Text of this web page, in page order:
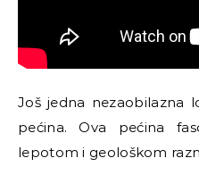
Još jedna nezaobilazna
pećina. Ova pećina
lepotom i geološkom